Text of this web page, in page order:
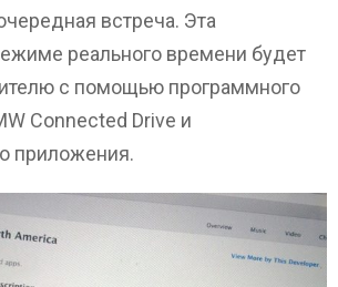
встреча. Эта
реального времени будет
с помощью программного
Connected Drive и
приложения.